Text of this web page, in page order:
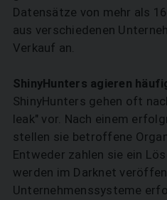
Datensätze von mehr als
aus verschiedenen
Verkauf an.
ShinyHunters agieren
ShinyHunters gehen oft
leak" vor. Nach einem
stellen sie betroffene
Entweder zahlen sie ein
werden im Darknet
Unternehmenssysteme